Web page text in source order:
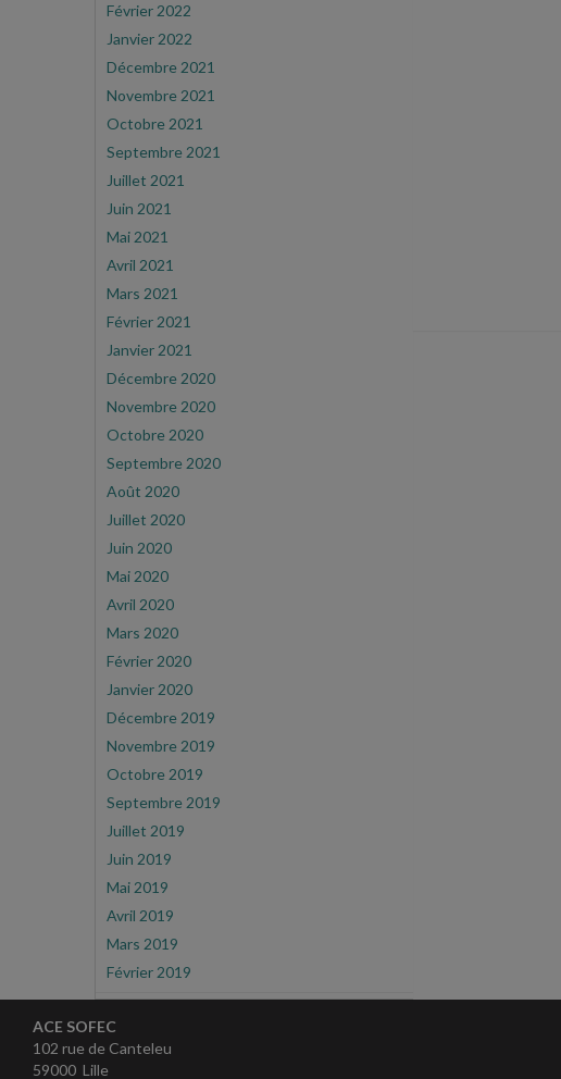
Février 2022
Janvier 2022
Décembre 2021
Novembre 2021
Octobre 2021
Septembre 2021
Juillet 2021
Juin 2021
Mai 2021
Avril 2021
Mars 2021
Février 2021
Janvier 2021
Décembre 2020
Novembre 2020
Octobre 2020
Septembre 2020
Août 2020
Juillet 2020
Juin 2020
Mai 2020
Avril 2020
Mars 2020
Février 2020
Janvier 2020
Décembre 2019
Novembre 2019
Octobre 2019
Septembre 2019
Juillet 2019
Juin 2019
Mai 2019
Avril 2019
Mars 2019
Février 2019
ACE SOFEC
102 rue de Canteleu
59000 Lille